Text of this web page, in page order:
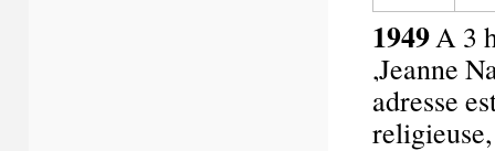
1949 A 3
,Jeanne
adresse